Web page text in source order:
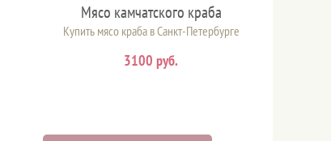
Мясо камчатского краба
Купить мясо краба в Санкт-Петербурге
3100 руб.